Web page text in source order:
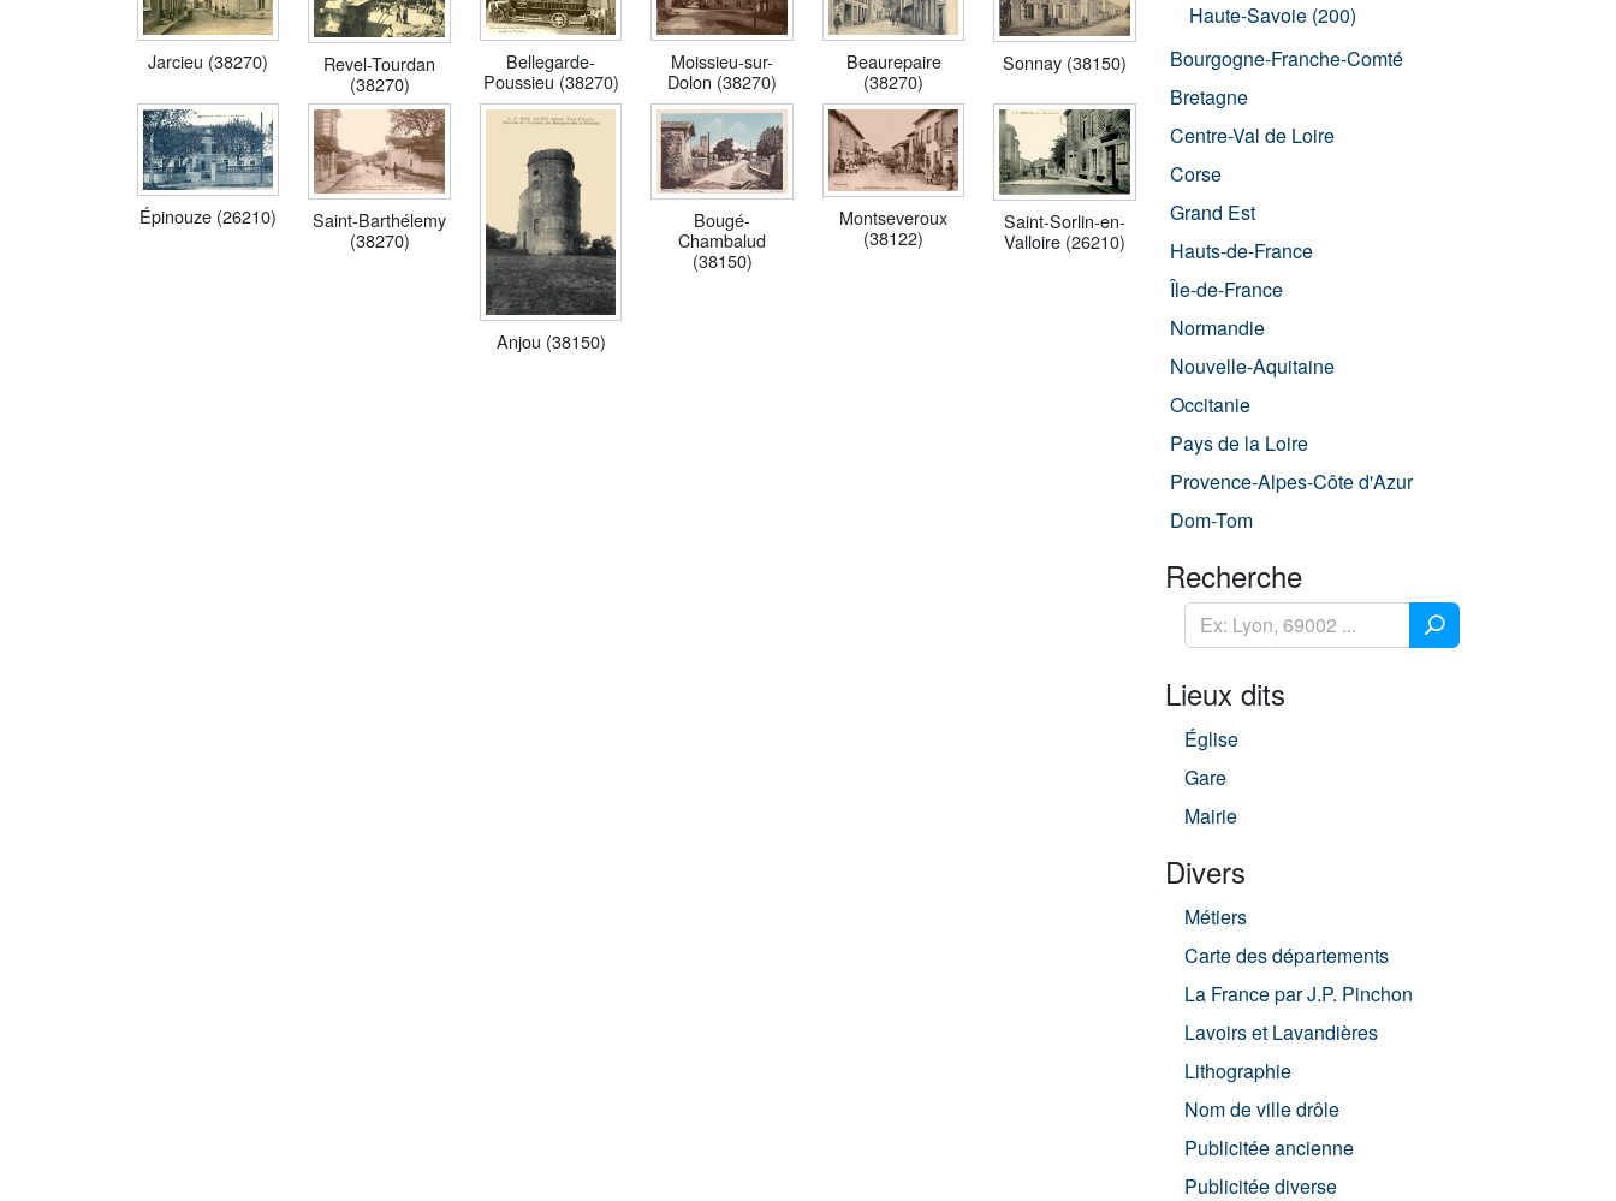
Jarcieu (38270)
Revel-Tourdan
(38270)
Bellegarde-
Poussieu (38270)
Moissieu-sur-
Dolon (38270)
Beaurepaire
(38270)
Sonnay (38150)
Épinouze (26210)
Saint-Barthélemy
(38270)
Anjou (38150)
Bougé-
Chambalud
(38150)
Montseveroux
(38122)
Saint-Sorlin-en-
Valloire (26210)
Haute-Savoie (200)
Bourgogne-Franche-Comté
Bretagne
Centre-Val de Loire
Corse
Grand Est
Hauts-de-France
Île-de-France
Normandie
Nouvelle-Aquitaine
Occitanie
Pays de la Loire
Provence-Alpes-Côte d'Azur
Dom-Tom
Recherche
Lieux dits
Église
Gare
Mairie
Divers
Métiers
Carte des départements
La France par J.P. Pinchon
Lavoirs et Lavandières
Lithographie
Nom de ville drôle
Publicitée ancienne
Publicitée diverse